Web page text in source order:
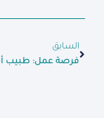
السابق